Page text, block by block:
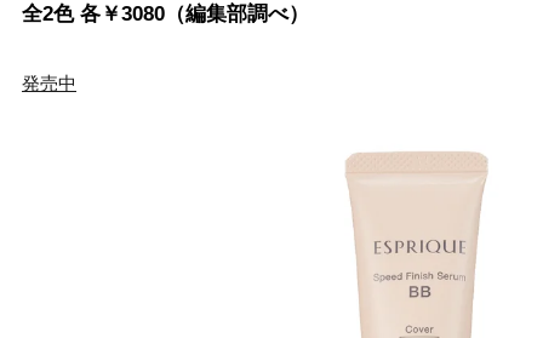
全2色 各￥3080（編集部調べ）
発売中